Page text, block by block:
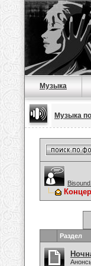
Музыка
Музыка
Раздел